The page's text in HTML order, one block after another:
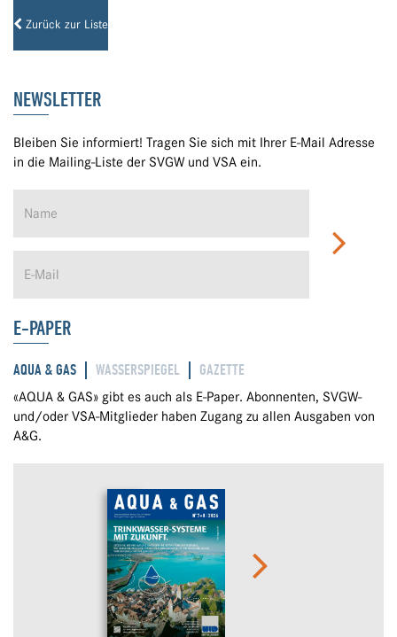
Zurück zur Liste
NEWSLETTER
Bleiben Sie informiert! Tragen Sie sich mit Ihrer E-Mail Adresse
in die Mailing-Liste der SVGW und VSA ein.
E-PAPER
AQUA & GAS WASSERSPIEGEL GAZETTE
«AQUA & GAS» gibt es auch als E-Paper. Abonnenten, SVGW-
und/oder VSA-Mitglieder haben Zugang zu allen Ausgaben von
A&G.